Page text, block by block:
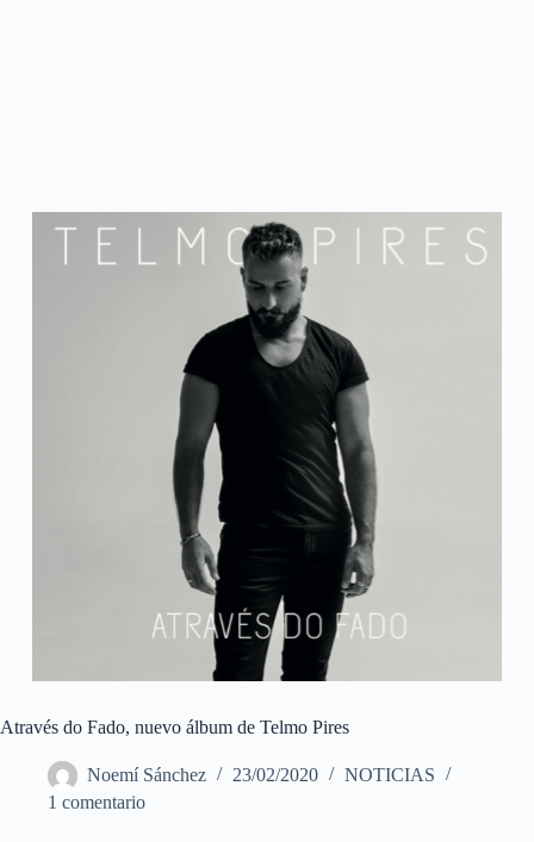
Através do Fado, nuevo álbum de Telmo Pires
Noemí Sánchez 23/02/2020
NOTICIAS
1 comentario